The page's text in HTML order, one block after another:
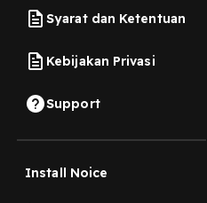
Syarat dan Ketentuan
Kebijakan Privasi
Support
Install Noice